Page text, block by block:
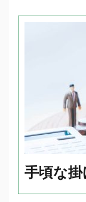
シ
手頃な